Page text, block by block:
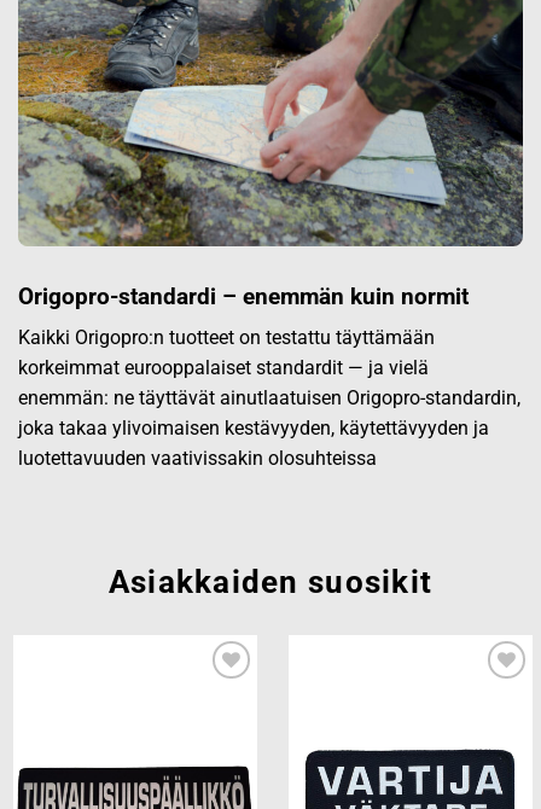
Origopro-standardi – enemmän kuin normit
Kaikki Origopro:n tuotteet on testattu täyttämään
korkeimmat eurooppalaiset standardit — ja vielä
enemmän: ne täyttävät ainutlaatuisen Origopro-standardin,
joka takaa ylivoimaisen kestävyyden, käytettävyyden ja
luotettavuuden vaativissakin olosuhteissa
Asiakkaiden suosikit